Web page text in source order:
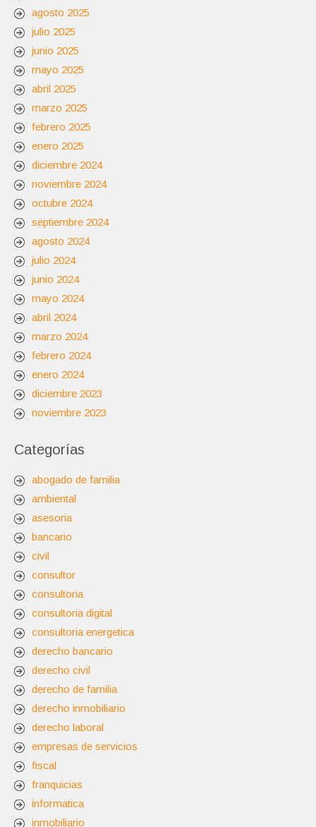
agosto 2025
julio 2025
junio 2025
mayo 2025
abril 2025
marzo 2025
febrero 2025
enero 2025
diciembre 2024
noviembre 2024
octubre 2024
septiembre 2024
agosto 2024
julio 2024
junio 2024
mayo 2024
abril 2024
marzo 2024
febrero 2024
enero 2024
diciembre 2023
noviembre 2023
Categorías
abogado de familia
ambiental
asesoria
bancario
civil
consultor
consultoria
consultoria digital
consultoria energetica
derecho bancario
derecho civil
derecho de familia
derecho inmobiliario
derecho laboral
empresas de servicios
fiscal
franquicias
informatica
inmobiliario